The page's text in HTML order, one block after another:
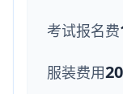
考试报名费
服装费用